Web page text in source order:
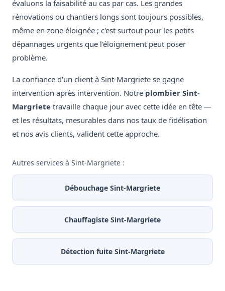
évaluons la faisabilité au cas par cas. Les grandes
rénovations ou chantiers longs sont toujours possibles,
même en zone éloignée ; c'est surtout pour les petits
dépannages urgents que l'éloignement peut poser
problème.
La confiance d'un client à Sint-Margriete se gagne
intervention après intervention. Notre plombier Sint-
Margriete travaille chaque jour avec cette idée en tête —
et les résultats, mesurables dans nos taux de fidélisation
et nos avis clients, valident cette approche.
Autres services à Sint-Margriete :
Débouchage Sint-Margriete
Chauffagiste Sint-Margriete
Détection fuite Sint-Margriete